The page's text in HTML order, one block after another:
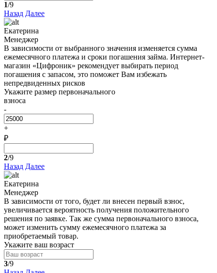
1/9
Назад Далее
Екатерина
Менеджер
В зависимости от выбранного значения изменяется сумма
ежемесячного платежа и сроки погашения займа. Интернет-
магазин «Цифроник» рекомендует выбирать период
погашения с запасом, это поможет Вам избежать
непредвиденных рисков
Укажите размер первоначального
взноса
-
+
₽
2/9
Назад Далее
Екатерина
Менеджер
В зависимости от того, будет ли внесен первый взнос,
увеличивается вероятность получения положительного
решения по заявке. Так же сумма первоначального взноса,
может изменить сумму ежемесячного платежа за
приобретаемый товар.
Укажите ваш возраст
3/9